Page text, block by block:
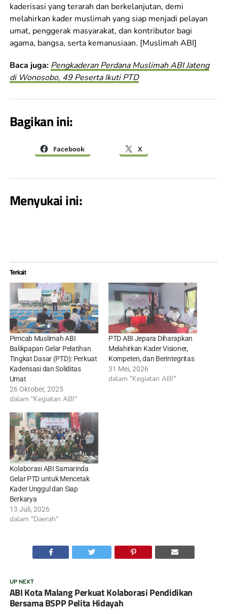
kaderisasi yang terarah dan berkelanjutan, demi
melahirkan kader muslimah yang siap menjadi pelayan
umat, penggerak masyarakat, dan kontributor bagi
agama, bangsa, serta kemanusiaan. [Muslimah ABI]
Baca juga: Pengkaderan Perdana Muslimah ABI Jateng
di Wonosobo, 49 Peserta Ikuti PTD
Bagikan ini:
Facebook X
Menyukai ini:
Terkait
Pimcab Muslimah ABI
Balikpapan Gelar Pelatihan
Tingkat Dasar (PTD): Perkuat
Kaderisasi dan Soliditas
Umat
26 Oktober, 2025
dalam "Kegiatan ABI"
PTD ABI Jepara Diharapkan
Melahirkan Kader Visioner,
Kompeten, dan Berintegritas
31 Mei, 2026
dalam "Kegiatan ABI"
Kolaborasi ABI Samarinda
Gelar PTD untuk Mencetak
Kader Unggul dan Siap
Berkarya
13 Juli, 2026
dalam "Daerah"
UP NEXT
ABI Kota Malang Perkuat Kolaborasi Pendidikan
Bersama BSPP Pelita Hidayah